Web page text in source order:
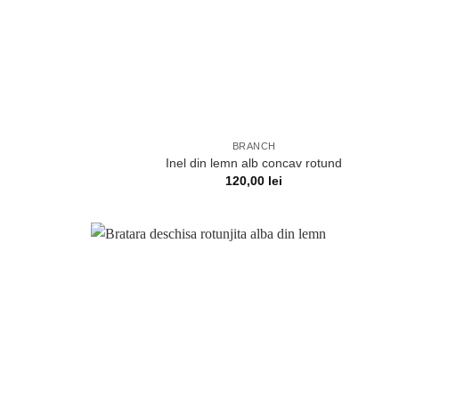
BRANCH
Inel din lemn alb concav rotund
120,00 lei